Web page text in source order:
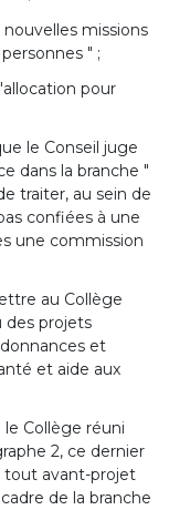
missions
" ;
pour
le Conseil juge
dans la branche "
traiter, au sein de
confiées à une
une commission
au Collège
des projets
et
et aide aux
Collège réuni
2, ce dernier
tout avant-projet
de la branche